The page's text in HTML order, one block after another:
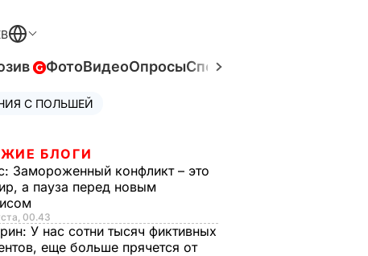
ФотоВидеоОпросыСпецпроекты
С ПОЛЬШЕЙ
БЛОГИ
Замороженный конфликт – это
а пауза перед новым
00.43
У нас сотни тысяч фиктивных
еще больше прячется от